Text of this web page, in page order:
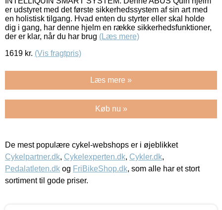
er udstyret med det første sikkerhedssystem af sin art med
en holistisk tilgang. Hvad enten du styrter eller skal holde
dig i gang, har denne hjelm en række sikkerhedsfunktioner,
der er klar, når du har brug (Læs mere)
1619 kr. (Vis fragtpris)
Læs mere »
Køb nu »
De mest populære cykel-webshops er i øjeblikket
Cykelpartner.dk, Cykelexperten.dk, Cykler.dk,
Pedalatleten.dk og FriBikeShop.dk, som alle har et stort
sortiment til gode priser.